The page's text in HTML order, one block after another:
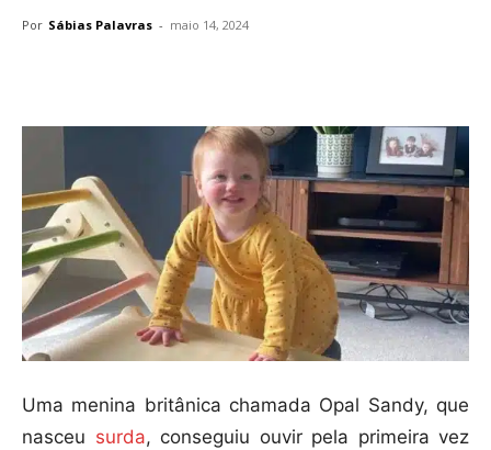
Por Sábias Palavras - maio 14, 2024
Uma menina britânica chamada Opal Sandy, que
nasceu surda, conseguiu ouvir pela primeira vez